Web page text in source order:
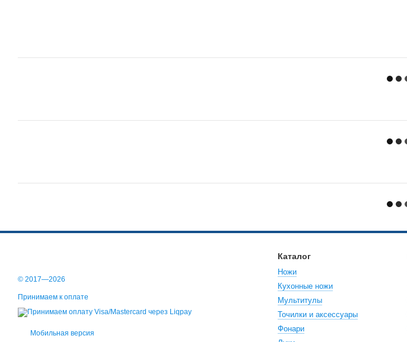
© 2017—2026
Принимаем к оплате
Мобильная версия
Каталог
Ножи
Кухонные ножи
Мультитулы
Точилки и аксессуары
Фонари